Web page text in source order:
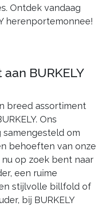
Ontdek vandaag
herenportemonnee!
BURKELY
breed assortiment
Ons
samengesteld om
behoeften van onze
op zoek bent naar
een ruime
stijlvolle billfold of
bij BURKELY